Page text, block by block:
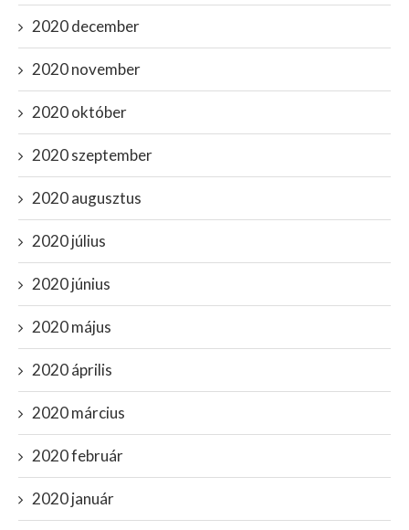
2020 december
2020 november
2020 október
2020 szeptember
2020 augusztus
2020 július
2020 június
2020 május
2020 április
2020 március
2020 február
2020 január